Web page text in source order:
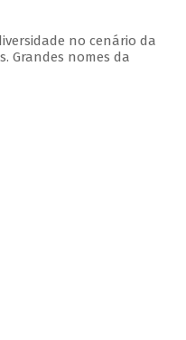
no cenário da
Grandes nomes da